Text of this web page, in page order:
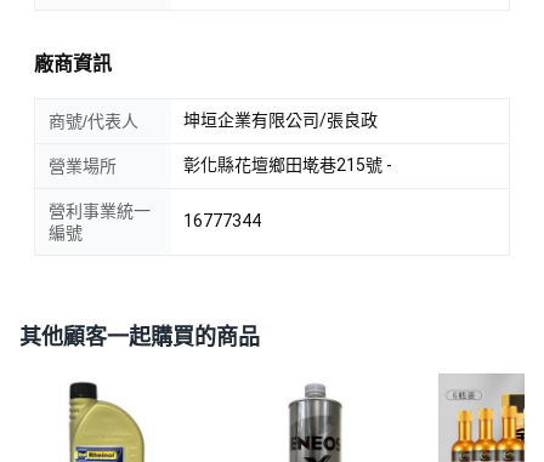
廠商資訊
商號/代表人 坤垣企業有限公司/張良政
營業場所 彰化縣花壇鄉田墘巷215號 -
營利事業統一
編號
16777344
其他顧客一起購買的商品